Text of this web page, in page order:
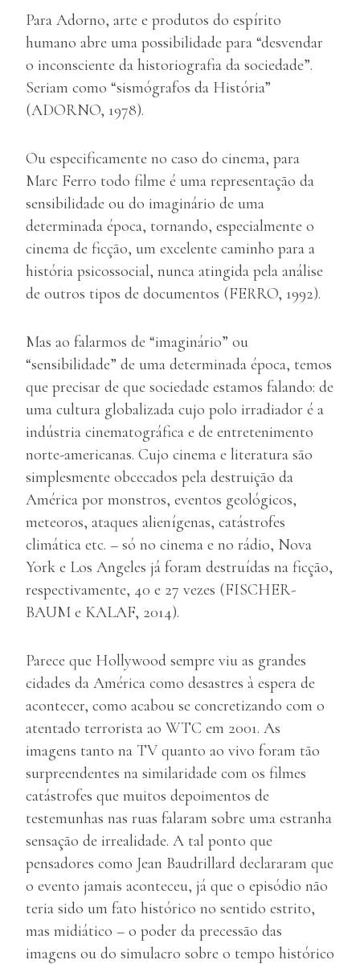
Para Adorno, arte e produtos do espírito
humano abre uma possibilidade para “desvendar
o inconsciente da historiografia da sociedade”.
Seriam como “sismógrafos da História”
(ADORNO, 1978).
Ou especificamente no caso do cinema, para
Marc Ferro todo filme é uma representação da
sensibilidade ou do imaginário de uma
determinada época, tornando, especialmente o
cinema de ficção, um excelente caminho para a
história psicossocial, nunca atingida pela análise
de outros tipos de documentos (FERRO, 1992).
Mas ao falarmos de “imaginário” ou
“sensibilidade” de uma determinada época, temos
que precisar de que sociedade estamos falando: de
uma cultura globalizada cujo polo irradiador é a
indústria cinematográfica e de entretenimento
norte-americanas. Cujo cinema e literatura são
simplesmente obcecados pela destruição da
América por monstros, eventos geológicos,
meteoros, ataques alienígenas, catástrofes
climática etc. – só no cinema e no rádio, Nova
York e Los Angeles já foram destruídas na ficção,
respectivamente, 40 e 27 vezes (FISCHER-
BAUM e KALAF, 2014).
Parece que Hollywood sempre viu as grandes
cidades da América como desastres à espera de
acontecer, como acabou se concretizando com o
atentado terrorista ao WTC em 2001. As
imagens tanto na TV quanto ao vivo foram tão
surpreendentes na similaridade com os filmes
catástrofes que muitos depoimentos de
testemunhas nas ruas falaram sobre uma estranha
sensação de irrealidade. A tal ponto que
pensadores como Jean Baudrillard declararam que
o evento jamais aconteceu, já que o episódio não
teria sido um fato histórico no sentido estrito,
mas midiático – o poder da precessão das
imagens ou do simulacro sobre o tempo histórico